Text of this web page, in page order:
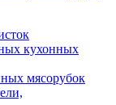
кухонных
мясорубок